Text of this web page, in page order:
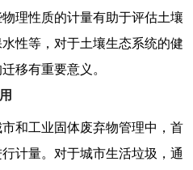
理性质的计量有助于评估土壤
性等，对于土壤生态系统的健
移有重要意义。
市和工业固体废弃物管理中，首
计量。对于城市生活垃圾，通